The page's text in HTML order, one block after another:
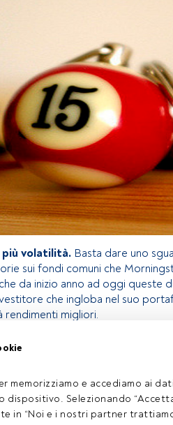
memorizziamo e accediamo ai
dispositivo. Selezionando
in “Noi e i nostri partner
più volatilità. Basta dare uno
sui fondi comuni che
da inizio anno ad oggi queste
che ingloba nel suo
rendimenti migliori.
Login. Se non hai ancora
tutti i contenuti che
Accedere a FundsPeople